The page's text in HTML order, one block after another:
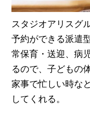
スタジオアリスグ
予約ができる派遣
常保育・送迎、病
るので、子どもの
家事で忙しい時な
してくれる。